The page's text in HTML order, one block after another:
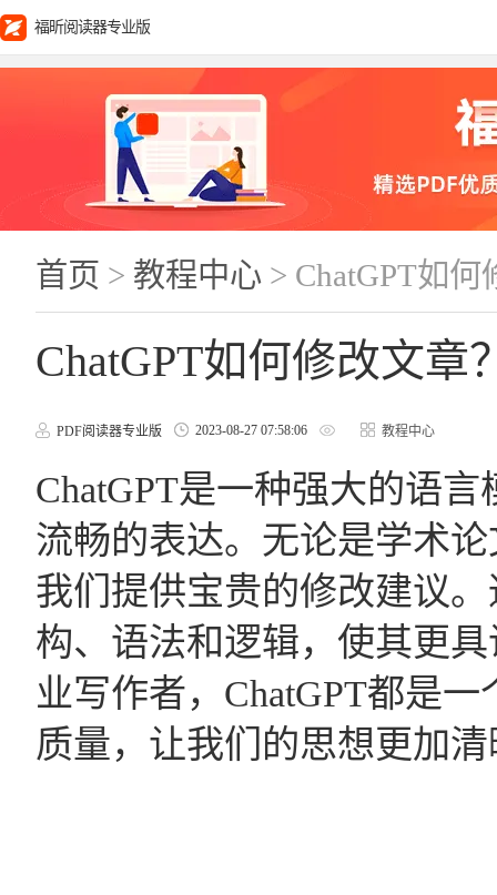
福昕阅读器专业版
首页 > 教程中心 > ChatGPT如
ChatGPT如何修改文章
PDF阅读器专业版 2023-08-27 07:58:06 教程中心
ChatGPT是一种强大的语
流畅的表达。无论是学术
我们提供宝贵的修改建议
构、语法和逻辑，使其更
业写作者，ChatGPT都是
质量，让我们的思想更加